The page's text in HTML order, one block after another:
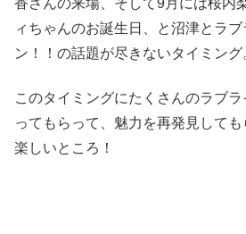
ィちゃんのお誕生日、と沼津とラ
ン！！の話題が尽きないタイミング
このタイミングにたくさんのラブ
ってもらって、魅力を再発見して
楽しいところ！